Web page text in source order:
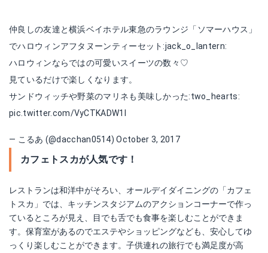
仲良しの友達と横浜ベイホテル東急のラウンジ「ソマーハウス」
でハロウィンアフタヌーンティーセット:jack_o_lantern:
ハロウィンならではの可愛いスイーツの数々♡
見ているだけで楽しくなります。
サンドウィッチや野菜のマリネも美味しかった:two_hearts:
pic.twitter.com/VyCTKADW1I
— こるあ (@dacchan0514)October 3, 2017
カフェトスカが人気です！
レストランは和洋中がそろい、オールデイダイニングの「カフェ
トスカ」では、キッチンスタジアムのアクションコーナーで作っ
ているところが見え、目でも舌でも食事を楽しむことができま
す。保育室があるのでエステやショッピングなども、安心してゆ
っくり楽しむことができます。子供連れの旅行でも満足度が高